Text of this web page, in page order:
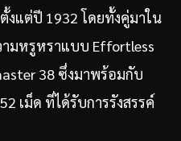
งแต่ปี 1932 โดยทั้งคู่มาใน
มหรูหราแบบ Effortless
38 ซึ่งมาพร้อมกับ
เม็ด ที่ได้รับการรังสรรค์